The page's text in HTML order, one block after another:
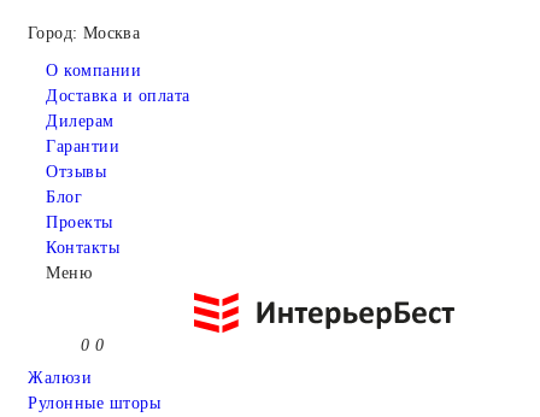
Город: Москва
О компании
Доставка и оплата
Дилерам
Гарантии
Отзывы
Блог
Проекты
Контакты
Меню
0 0
Жалюзи
Рулонные шторы